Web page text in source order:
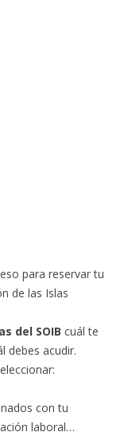
para reservar tu
de las Islas
del SOIB cuál te
debes acudir.
con tu
laboral…